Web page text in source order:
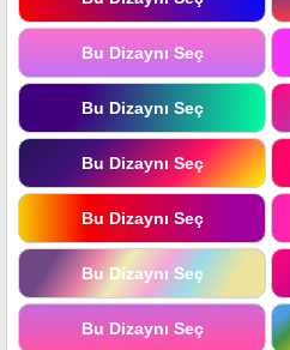
Bu Dizaynı Seç
Bu Dizaynı Seç
Bu Dizaynı Seç
Bu Dizaynı Seç
Bu Dizaynı Seç
Bu Dizaynı Seç